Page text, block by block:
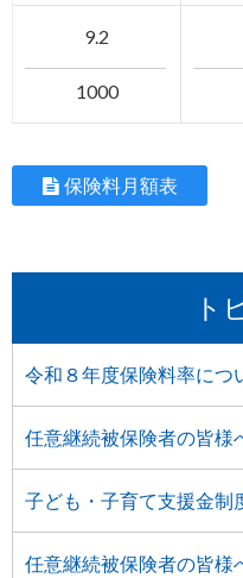
9.2
1000
保険料月額表
ト
令和８年度保険料率につ
任意継続被保険者の皆様
子ども・子育て支援金制
任意継続被保険者の皆様